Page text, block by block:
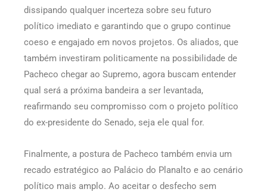
dissipando qualquer incerteza sobre seu futuro
político imediato e garantindo que o grupo continue
coeso e engajado em novos projetos. Os aliados, que
também investiram politicamente na possibilidade de
Pacheco chegar ao Supremo, agora buscam entender
qual será a próxima bandeira a ser levantada,
reafirmando seu compromisso com o projeto político
do ex-presidente do Senado, seja ele qual for.
Finalmente, a postura de Pacheco também envia um
recado estratégico ao Palácio do Planalto e ao cenário
político mais amplo. Ao aceitar o desfecho sem